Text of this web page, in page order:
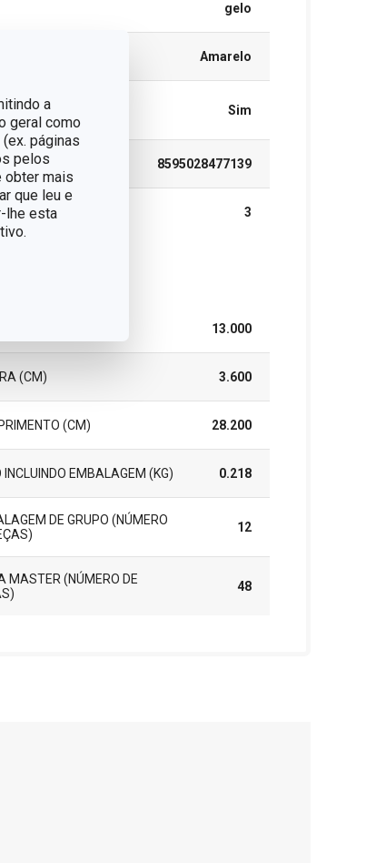
a
geral como
páginas
pelos
obter mais
que leu e
lhe esta
gelo
Amarelo
DE LAVAR
Sim
8595028477139
(EM ANOS) 3
13.000
(CM) 3.600
(CM) 28.200
INCLUINDO EMBALAGEM (KG) 0.218
DE GRUPO (NÚMERO
12
MASTER (NÚMERO DE
48